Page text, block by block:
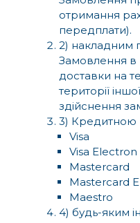
отримання
передплати).
2) накладним
Замовлення в
доставки на
території
здійснення
3) Кредитною
Visa
Visa Electron
Mastercard
Mastercard
Maestro
4) будь-яким